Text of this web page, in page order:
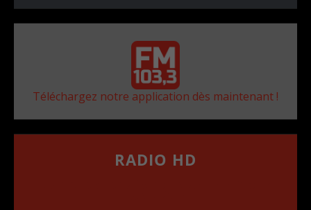
Téléchargez notre application dès maintenant !
RADIO HD